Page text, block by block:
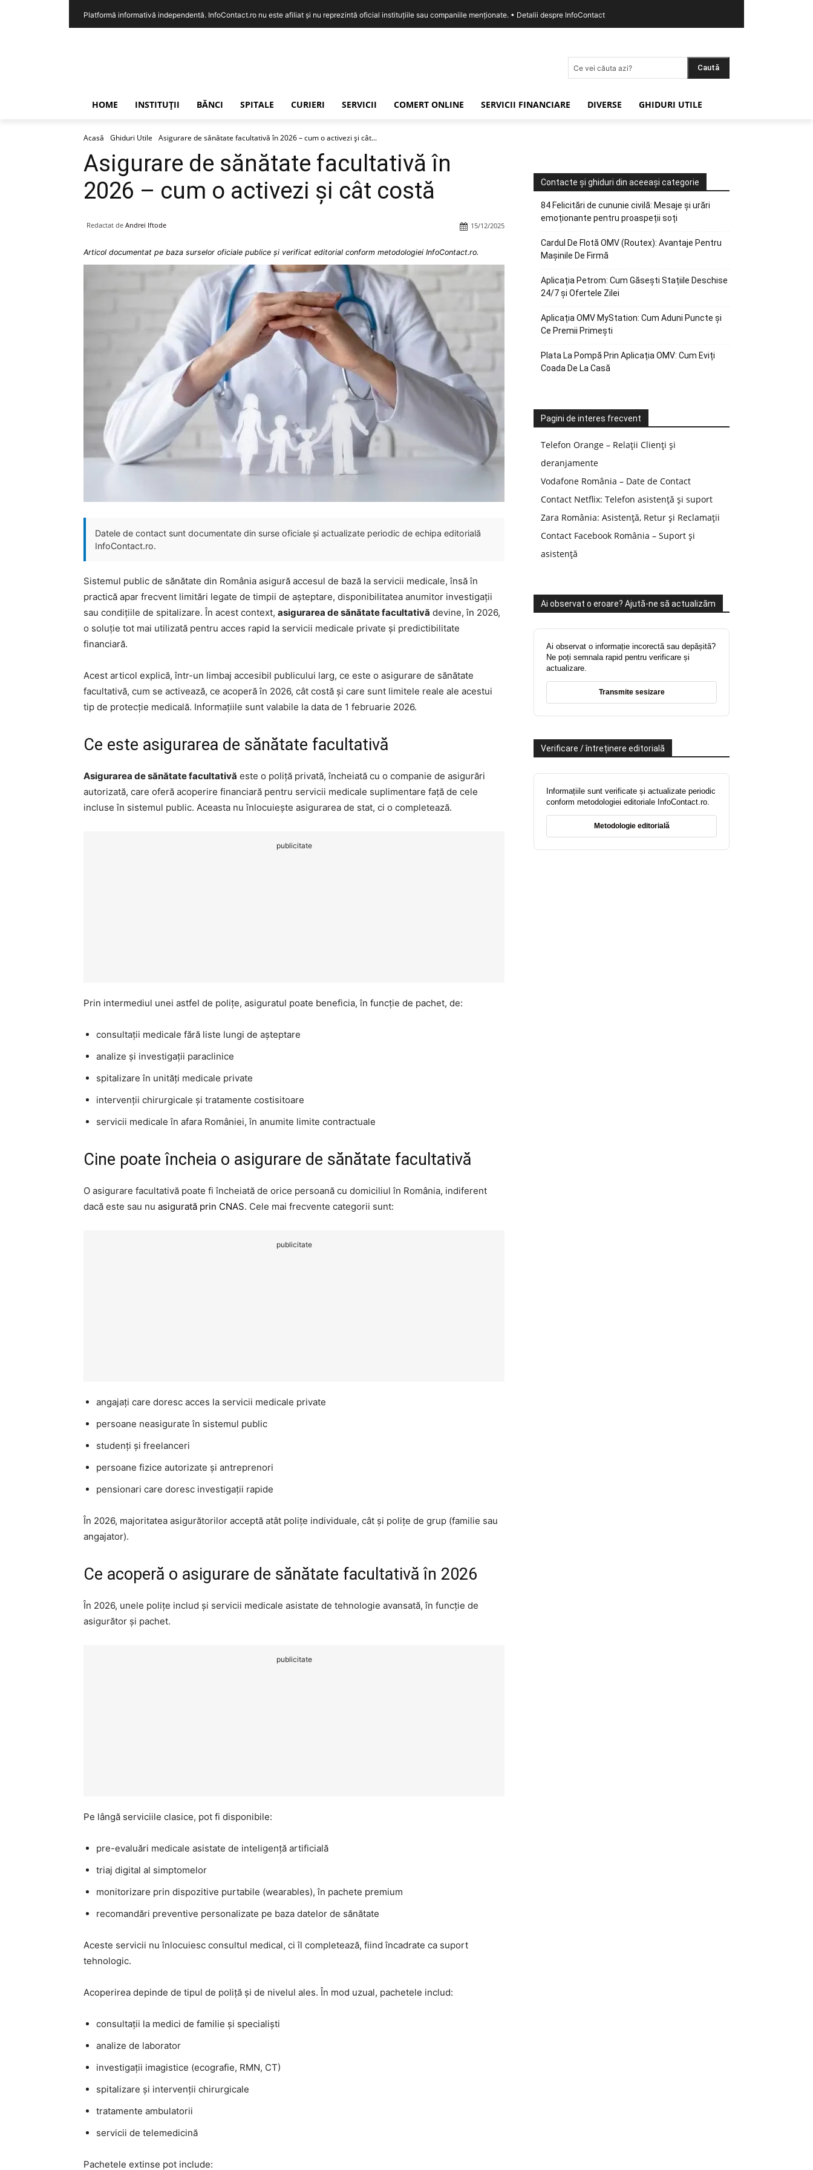
Platformă informativă independentă. InfoContact.ro nu este afiliat și nu reprezintă oficial instituțiile sau companiile menționate. • Detalii despre InfoContact
Ce vei căuta azi? Caută
HOME INSTITUȚII BĂNCI SPITALE CURIERI SERVICII COMERT ONLINE SERVICII FINANCIARE DIVERSE GHIDURI UTILE
Acasă Ghiduri Utile Asigurare de sănătate facultativă în 2026 – cum o activezi și cât...
Asigurare de sănătate facultativă în
2026 – cum o activezi și cât costă
Redactat de Andrei Iftode 15/12/2025
Articol documentat pe baza surselor oficiale publice și verificat editorial conform metodologiei InfoContact.ro.
Datele de contact sunt documentate din surse oficiale și actualizate periodic de echipa editorială
InfoContact.ro.
Sistemul public de sănătate din România asigură accesul de bază la servicii medicale, însă în
practică apar frecvent limitări legate de timpii de așteptare, disponibilitatea anumitor investigații
sau condițiile de spitalizare. În acest context, asigurarea de sănătate facultativă devine, în 2026,
o soluție tot mai utilizată pentru acces rapid la servicii medicale private și predictibilitate
financiară.
Acest articol explică, într-un limbaj accesibil publicului larg, ce este o asigurare de sănătate
facultativă, cum se activează, ce acoperă în 2026, cât costă și care sunt limitele reale ale acestui
tip de protecție medicală. Informațiile sunt valabile la data de 1 februarie 2026.
Ce este asigurarea de sănătate facultativă
Asigurarea de sănătate facultativă este o poliță privată, încheiată cu o companie de asigurări
autorizată, care oferă acoperire financiară pentru servicii medicale suplimentare față de cele
incluse în sistemul public. Aceasta nu înlocuiește asigurarea de stat, ci o completează.
publicitate
Prin intermediul unei astfel de polițe, asiguratul poate beneficia, în funcție de pachet, de:
consultații medicale fără liste lungi de așteptare
analize și investigații paraclinice
spitalizare în unități medicale private
intervenții chirurgicale și tratamente costisitoare
servicii medicale în afara României, în anumite limite contractuale
Cine poate încheia o asigurare de sănătate facultativă
O asigurare facultativă poate fi încheiată de orice persoană cu domiciliul în România, indiferent
dacă este sau nu asigurată prin CNAS. Cele mai frecvente categorii sunt:
publicitate
angajați care doresc acces la servicii medicale private
persoane neasigurate în sistemul public
studenți și freelanceri
persoane fizice autorizate și antreprenori
pensionari care doresc investigații rapide
În 2026, majoritatea asigurătorilor acceptă atât polițe individuale, cât și polițe de grup (familie sau
angajator).
Ce acoperă o asigurare de sănătate facultativă în 2026
În 2026, unele polițe includ și servicii medicale asistate de tehnologie avansată, în funcție de
asigurător și pachet.
publicitate
Pe lângă serviciile clasice, pot fi disponibile:
pre-evaluări medicale asistate de inteligență artificială
triaj digital al simptomelor
monitorizare prin dispozitive purtabile (wearables), în pachete premium
recomandări preventive personalizate pe baza datelor de sănătate
Aceste servicii nu înlocuiesc consultul medical, ci îl completează, fiind încadrate ca suport
tehnologic.
Acoperirea depinde de tipul de poliță și de nivelul ales. În mod uzual, pachetele includ:
consultații la medici de familie și specialiști
analize de laborator
investigații imagistice (ecografie, RMN, CT)
spitalizare și intervenții chirurgicale
tratamente ambulatorii
servicii de telemedicină
Pachetele extinse pot include:
Contacte și ghiduri din aceeași categorie
84 Felicitări de cununie civilă: Mesaje și urări
emoționante pentru proaspeții soți
Cardul De Flotă OMV (Routex): Avantaje Pentru
Mașinile De Firmă
Aplicația Petrom: Cum Găsești Stațiile Deschise
24/7 și Ofertele Zilei
Aplicația OMV MyStation: Cum Aduni Puncte și
Ce Premii Primești
Plata La Pompă Prin Aplicația OMV: Cum Eviți
Coada De La Casă
Pagini de interes frecvent
Telefon Orange – Relații Clienți și
deranjamente
Vodafone România – Date de Contact
Contact Netflix: Telefon asistență și suport
Zara România: Asistență, Retur și Reclamații
Contact Facebook România – Suport și
asistență
Ai observat o eroare? Ajută-ne să actualizăm
Ai observat o informație incorectă sau depășită?
Ne poți semnala rapid pentru verificare și
actualizare.
Transmite sesizare
Verificare / întreținere editorială
Informațiile sunt verificate și actualizate periodic
conform metodologiei editoriale InfoContact.ro.
Metodologie editorială